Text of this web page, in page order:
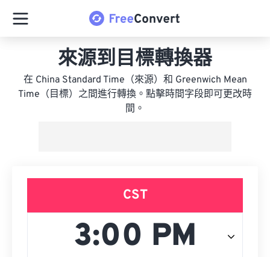
來源到目標轉換器
在 China Standard Time（來源）和 Greenwich Mean
Time（目標）之間進行轉換。點擊時間字段即可更改時
間。
CST